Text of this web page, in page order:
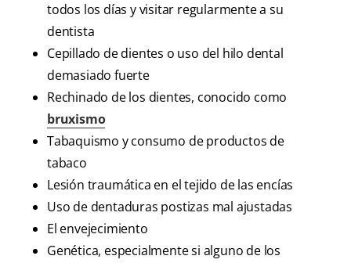
todos los días y visitar regularmente a su
dentista
Cepillado de dientes o uso del hilo dental
demasiado fuerte
Rechinado de los dientes, conocido como
bruxismo
Tabaquismo y consumo de productos de
tabaco
Lesión traumática en el tejido de las encías
Uso de dentaduras postizas mal ajustadas
El envejecimiento
Genética, especialmente si alguno de los